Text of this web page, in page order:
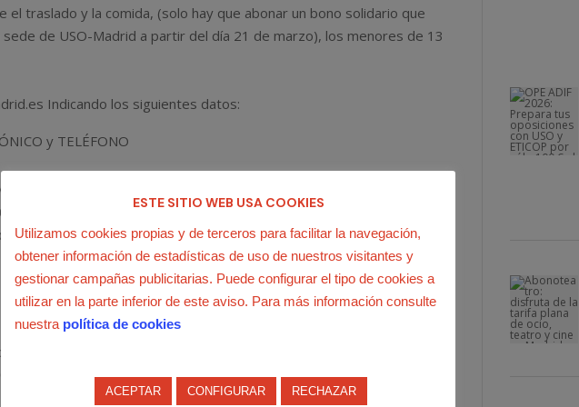
el traslado y la comida, (solo hay que abonar un bono solidario que
de USO-Madrid a partir del día 21 de marzo), los menores de 13
Indicando los siguientes datos:
y TELÉFONO
A LAS 4:00 A.M), AUTOBÚS VUELTA ( 1º MAYO A LAS 19:00 P.M) 0
P.M)
a León, saliendo la madrugada el día 1 de mayo (calculando las
horas y participar tanto en el acto reivindicativo como en la Jornada
ESTE SITIO WEB USA COOKIES
Utilizamos cookies propias y de terceros para facilitar la navegación,
obtener información de estadísticas de uso de nuestros visitantes y
gestionar campañas publicitarias. Puede configurar el tipo de cookies a
utilizar en la parte inferior de este aviso. Para más información consulte
nuestra política de cookies
ACEPTAR CONFIGURAR RECHAZAR